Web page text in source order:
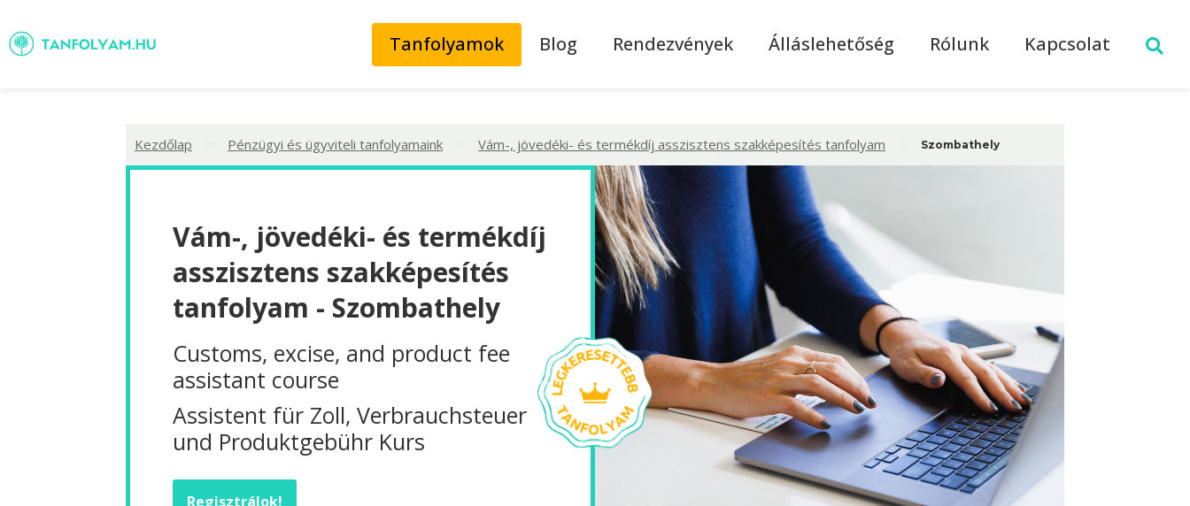
Tanfolyamok Blog Rendezvények Álláslehetőség Rólunk Kapcsolat
Kezdőlap Pénzügyi és ügyviteli tanfolyamaink Vám-, jövedéki- és termékdíj asszisztens szakképesítés tanfolyam Szombathely
Vám-, jövedéki- és termékdíj
asszisztens szakképesítés
tanfolyam - Szombathely
Customs, excise, and product fee
assistant course
Assistent für Zoll, Verbrauchsteuer
und Produktgebühr Kurs
Regisztrálok!